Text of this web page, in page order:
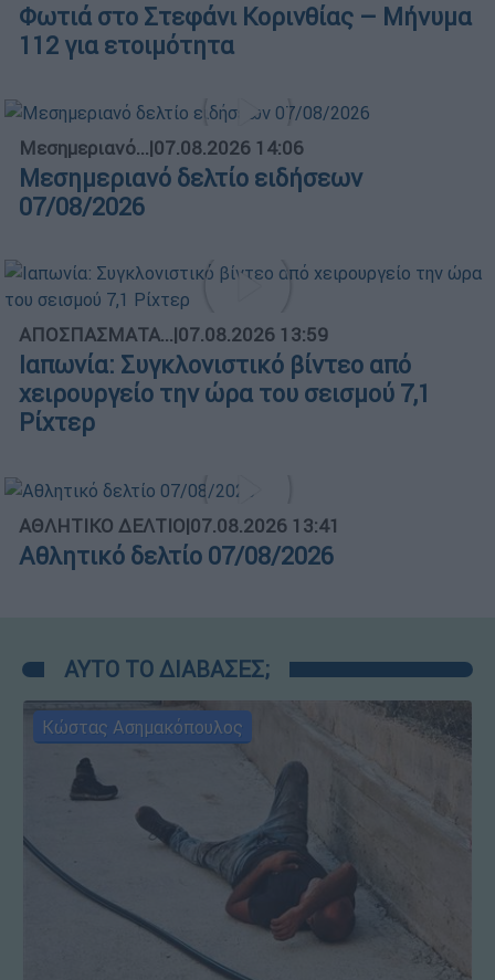
Φωτιά στο Στεφάνι Κορινθίας – Μήνυμα
112 για ετοιμότητα
Μεσημεριανό...|07.08.2026 14:06
Μεσημεριανό δελτίο ειδήσεων
07/08/2026
ΑΠΟΣΠΑΣΜΑΤΑ...|07.08.2026 13:59
Ιαπωνία: Συγκλονιστικό βίντεο από
χειρουργείο την ώρα του σεισμού 7,1
Ρίχτερ
ΑΘΛΗΤΙΚΟ ΔΕΛΤΙΟ|07.08.2026 13:41
Αθλητικό δελτίο 07/08/2026
ΑΥΤΟ ΤΟ ΔΙΑΒΑΣΕΣ;
Κώστας Ασημακόπουλος